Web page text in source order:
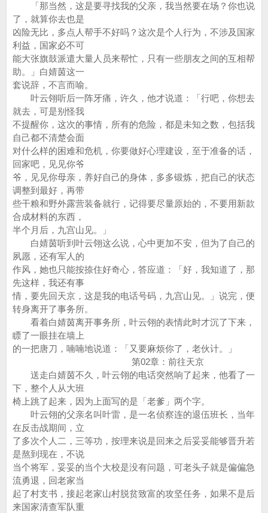
「那当然，这是要寻找我的父亲，我当然要在场？你也说
了，就算你去也是
凶险无比，多点人帮手不好吗？这次是个人行为，不涉及国家
利益，国家必不可
能大张旗鼓派遣大量人员来帮忙，只有一些朋友之间的互相帮
助。」白婧茵这一
套说辞，不言而喻。
叶云翎听后一阵牙痛，许久，他才说道：「行吧，你想去
就去，可是别怪我
不提醒你，这次的事情，所有的危险，都是未知之数，包括我
自己都不清楚会面
对什么样的困难和危机，你要做好心理建设，至于准备的话，
回家吧，见见你爷
爷，见见你母亲，养好自己的身体，多多锻炼，把自己的状态
调整到最好，再带
些干粮和野外露营装备就行，记得要尽量原始的，不要用新款
合成材料的东西，
半个月后，九宫山见。」
白婧茵听到叶云翎这么说，心中更加不安，但为了自己的
夙愿，还有军人的
作风，她也只能按捺住好奇心，答应道：「好，我知道了，那
先这样，我还有事
情，要先回天京，这是我的电话号码，九宫山见。」说完，便
转身离开了事务所。
看着白婧茵离开事务所，叶云翎的表情此时才沉了下来，
瞟了一眼挂在墙上
的一把唐刀，喃喃地说道：「又要麻烦你了，老伙计。」
第02章：前往天京
送走白婧茵不久，叶云翎的电话突然响了起来，他看了一
下，整个人从大班
椅上跳了起来，因为上面写的是「老爹」两个字。
叶云翎的父亲名叫叶雷，是一名侦察连的退伍班长，当年
在反击战期间，立
了多次个人二，三等功，按理来说是回来之后妥妥能够晋升若
是熬到现在，不说
当个将军，妥妥的当个大校是没有问题，可老头子就是偏偏急
流勇退，回老家当
起了村支书，接起老家山村脱贫致富的攻坚任务，如果不是后
来国家清查军队重